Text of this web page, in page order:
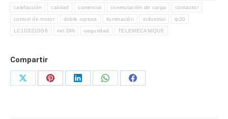
calefacción calidad comercial conmutación de carga contactor
control de motor doble ruptura iluminación industrial ip20
LC1D3210G6 riel DIN seguridad TELEMECANIQUE
Compartir
Share
Share
Share
Share
Share